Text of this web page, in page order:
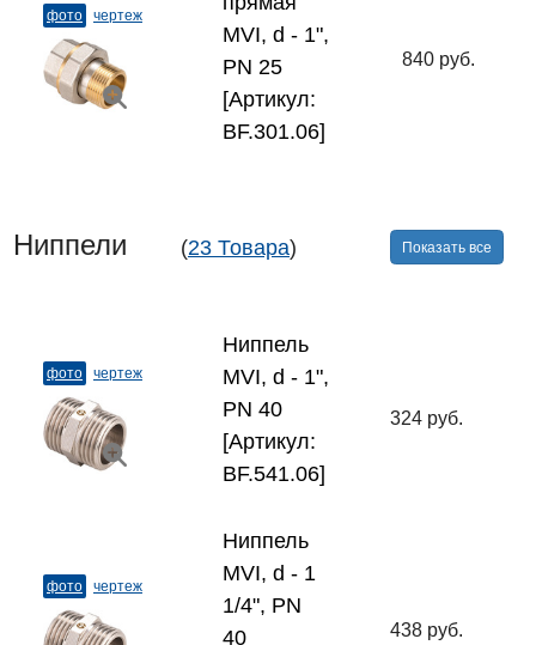
фото чертеж
MVI, d - 1",
PN 25
[Артикул:
BF.301.06]
840 руб.
Ниппели (23 Товара) Показать все
фото чертеж
Ниппель
MVI, d - 1",
PN 40
[Артикул:
BF.541.06]
324 руб.
фото чертеж
Ниппель
MVI, d - 1
1/4", PN
40
438 руб.